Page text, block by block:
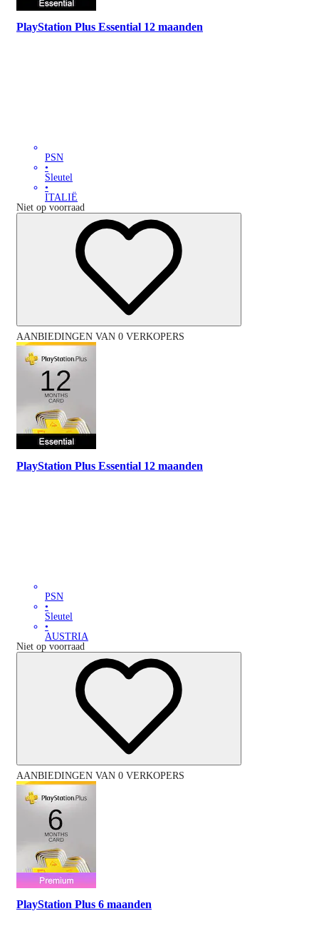
PlayStation Plus Essential 12 maanden
PSN
•
Sleutel
•
ITALIË
Niet op voorraad
AANBIEDINGEN VAN 0 VERKOPERS
PlayStation Plus Essential 12 maanden
PSN
•
Sleutel
•
AUSTRIA
Niet op voorraad
AANBIEDINGEN VAN 0 VERKOPERS
PlayStation Plus 6 maanden